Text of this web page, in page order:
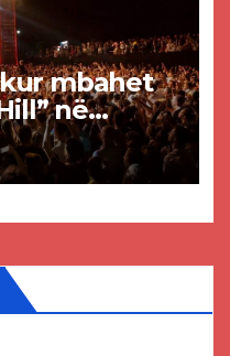
mbahet
në